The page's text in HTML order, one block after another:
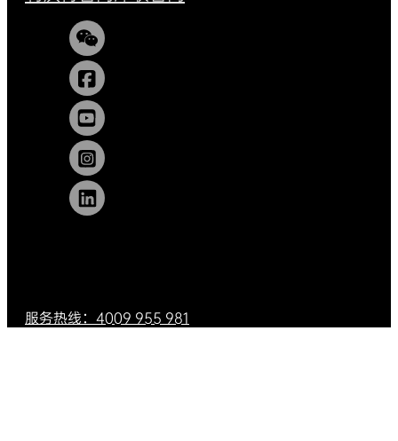
服务热线：4009 955 981